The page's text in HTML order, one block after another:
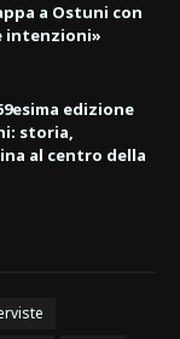
a Ostuni con
intenzioni»
edizione
storia,
al centro della